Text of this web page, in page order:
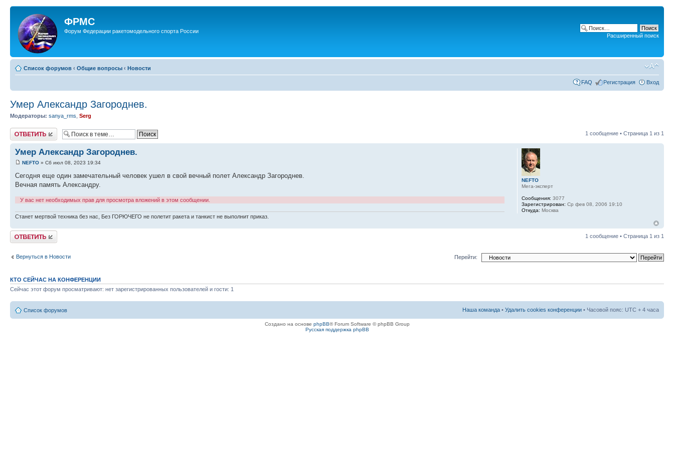
ФРМС
Форум Федерации ракетомодельного спорта России
Расширенный поиск
Список форумов ‹ Общие вопросы ‹ Новости
FAQ Регистрация Вход
Умер Александр Загороднев.
Модераторы: sanya_rms Serg
Ответить 1 сообщение • Страница 1 из 1
Умер Александр Загороднев.
NEFTO » Сб июл 08, 2023 19:34
Сегодня еще один замечательный человек ушел в свой вечный полет Александр Загороднев.
Вечная память Александру.
У вас нет необходимых прав для просмотра вложений в этом сообщении.
Станет мертвой техника без нас, Без ГОРЮЧЕГО не полетит ракета и танкист не выполнит приказ.
NEFTO
Мега-эксперт
Сообщения: 3077
Зарегистрирован: Ср фев 08, 2006 19:10
Откуда: Москва
Ответить 1 сообщение • Страница 1 из 1
Вернуться в Новости Перейти:
КТО СЕЙЧАС НА КОНФЕРЕНЦИИ
Сейчас этот форум просматривают: нет зарегистрированных пользователей и гости: 1
Список форумов Наша команда • Удалить cookies конференции • Часовой пояс: UTC + 4 часа
Создано на основе phpBB® Forum Software © phpBB Group
Русская поддержка phpBB